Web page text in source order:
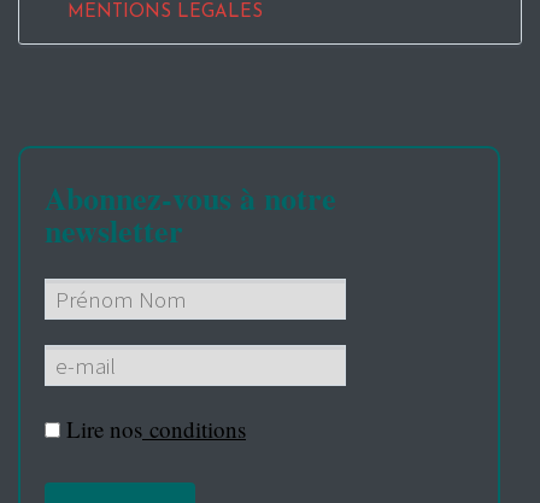
MENTIONS LEGALES
Abonnez-vous à notre
newsletter
Lire nos conditions